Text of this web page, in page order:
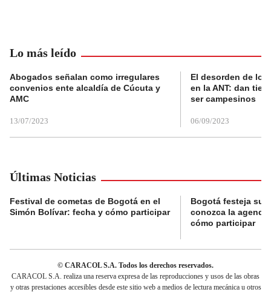
Lo más leído
Abogados señalan como irregulares
convenios ente alcaldía de Cúcuta y
AMC
13/07/2023
El desorden de
en la ANT: dan
ser campesinos
06/09/2023
Últimas Noticias
Festival de cometas de Bogotá en el
Simón Bolívar: fecha y cómo participar
Bogotá festeja su
conozca la
cómo participar
© CARACOL S.A. Todos los derechos reservados.
CARACOL S.A. realiza una reserva expresa de las reproducciones y usos de las obras
y otras prestaciones accesibles desde este sitio web a medios de lectura mecánica u otros